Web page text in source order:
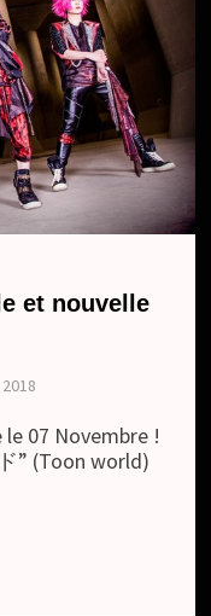
et nouvelle
07 Novembre !
” (Toon world)